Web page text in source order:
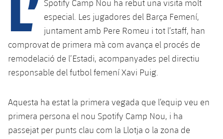
plusicon
més
Instal·lacions
Palau Blaugrana
SUB13
SUB12
SUB11 A
SUB10 A
SUB13 B
SUB12 C
SUB11 C
Entrades
Gameday Shows
Resultats
Classificacions
Base
Barça Atlètic
Junior
Cadet A
Cadet B
Infantil A
Campus Estiu
PLUSICON
MÉS
Primer Equip
plusicon
més
Calendari
Entrades
Calendari
plusicon
més
Spotify Camp Nou ha rebut una visita molt
especial. Les jugadores del Barça Femení,
juntament amb Pere Romeu i tot l’staff, han
comprovat de primera mà com avança el procés de
remodelació de l’Estadi, acompanyades pel directiu
responsable del futbol femení Xavi Puig.
Aquesta ha estat la primera vegada que l’equip veu en
primera persona el nou Spotify Camp Nou, i ha
passejat per punts clau com la Llotja o la zona de